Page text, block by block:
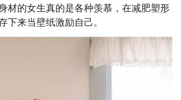
材的女生真的是各种羡慕，在减肥塑形
下来当壁纸激励自己。